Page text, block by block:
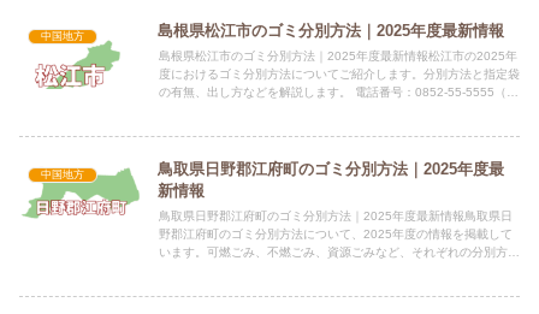
中国地方 島根県松江市のゴミ分別方法｜2025年度最新情報
島根県松江市のゴミ分別方法｜2025年度最新情報松江市の2025年
度におけるゴミ分別方法についてご紹介します。分別方法と指定袋
の有無、出し方などを解説します。 電話番号：0852-55-5555（代
中国地方
鳥取県日野郡江府町のゴミ分別方法｜2025年度最
新情報
鳥取県日野郡江府町のゴミ分別方法｜2025年度最新情報鳥取県日
野郡江府町のゴミ分別方法について、2025年度の情報を掲載して
います。可燃ごみ、不燃ごみ、資源ごみなど、それぞれの分別方法